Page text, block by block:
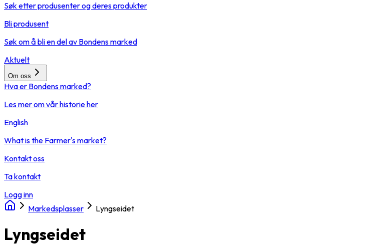
Søk etter produsenter og deres produkter
Bli produsent
Søk om å bli en del av Bondens marked
Aktuelt
Om oss
Hva er Bondens marked?
Les mer om vår historie her
English
What is the Farmer's market?
Kontakt oss
Ta kontakt
Logg inn
Markedsplasser
Lyngseidet
Lyngseidet